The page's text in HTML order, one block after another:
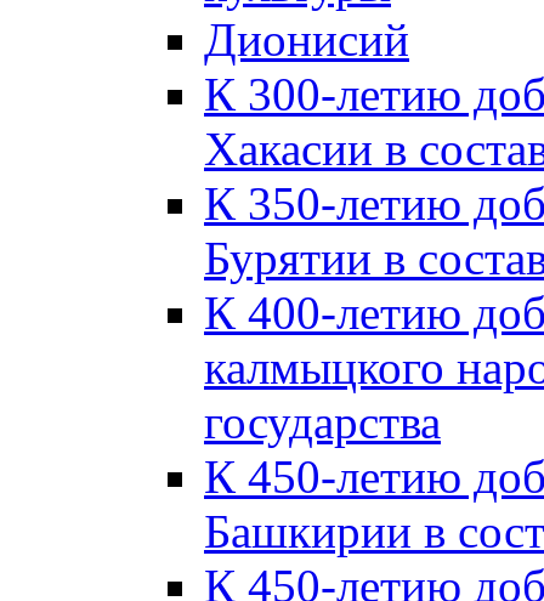
Дионисий
К 300-летию
Хакасии в
К 350-летию
Бурятии в
К 400-летию
калмыцкого
государства
К 450-летию
Башкирии в
К 450-летию